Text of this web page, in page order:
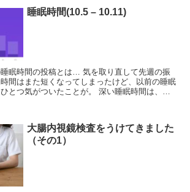
睡眠時間(10.5 – 10.11)
稿とは… 気を取り直して先週の振
間はまた短くなってしまったけど、以前の睡眠
とつ気がついたことが。 深い睡眠時間は、今
大腸内視鏡検査をうけてきました
（その1）